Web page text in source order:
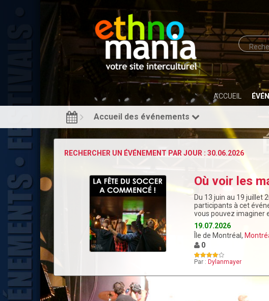
ACCUEIL
Accueil des événements
RECHERCHER UN ÉVÉNEMENT PAR JOUR : 30.06.2026
Où voir les
Du 13 juin au 19 juillet
participants à cet
vous pouvez imaginer
19.07.2026
Île de Montréal,
0
Par : Dylanmayer